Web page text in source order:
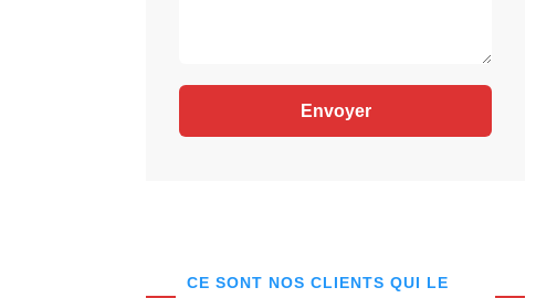
CE SONT NOS CLIENTS QUI LE